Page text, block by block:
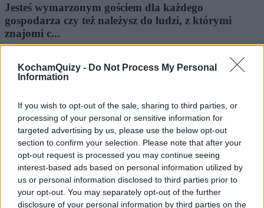
KochamQuizy - Do Not Process My Personal
Information
If you wish to opt-out of the sale, sharing to third parties, or
processing of your personal or sensitive information for
targeted advertising by us, please use the below opt-out
section to confirm your selection. Please note that after your
opt-out request is processed you may continue seeing
interest-based ads based on personal information utilized by
us or personal information disclosed to third parties prior to
your opt-out. You may separately opt-out of the further
disclosure of your personal information by third parties on the
Jesteś wymarzonym gościem dla każdego
gospodarza czy też należysz do ludzi, z którymi
znajomi c...
Zaczytana w filmach
56 lat temu
3.3k 263
Co myślą o Tobie mężczyźni?
Słodka i urocza, kumpela na mecz, a może trudna
do zdobycia księżniczka? Zobacz, jak postrzegaj...